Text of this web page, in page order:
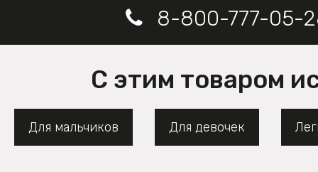
8-800-777-05-
С этим товаром
Для мальчиков Для девочек